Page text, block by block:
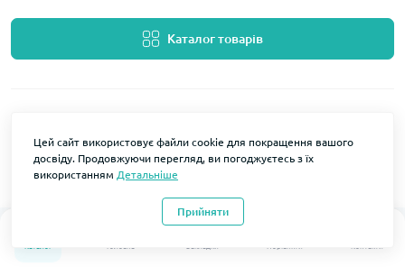
Каталог Головна Закладки
0
Порівняти Контакти
Каталог товарів
Розробка та підтримкаLOMO Мобільні аксесуари © 2026
Цей сайт використовує файли cookie для покращення вашого
досвіду. Продовжуючи перегляд, ви погоджуєтесь з їх
використанням Детальніше
Прийняти